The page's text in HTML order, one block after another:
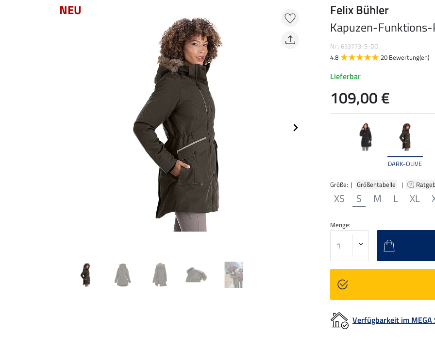
NEU
DARK-OLIVE
Größe: | Größentabelle |
XS S M L XL
Felix Bühler
Kapuzen-
Nr.: 653773-S-DO
4.8
20 Bewertung(en)
Lieferbar
109,00 €
Menge:
Verfügbarkeit im MEGA